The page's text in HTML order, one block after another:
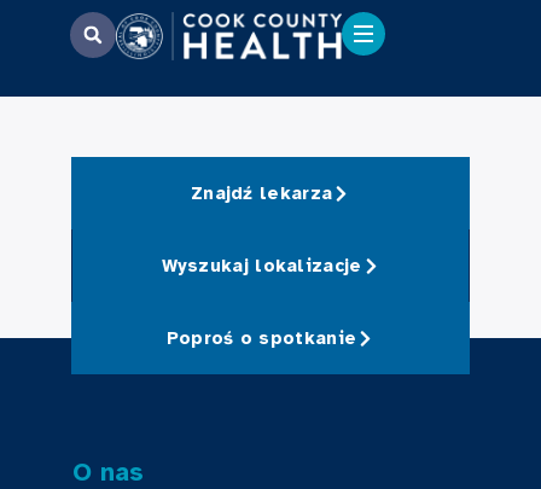
Znajdź lekarza
Wyszukaj lokalizacje
Poproś o spotkanie
O nas